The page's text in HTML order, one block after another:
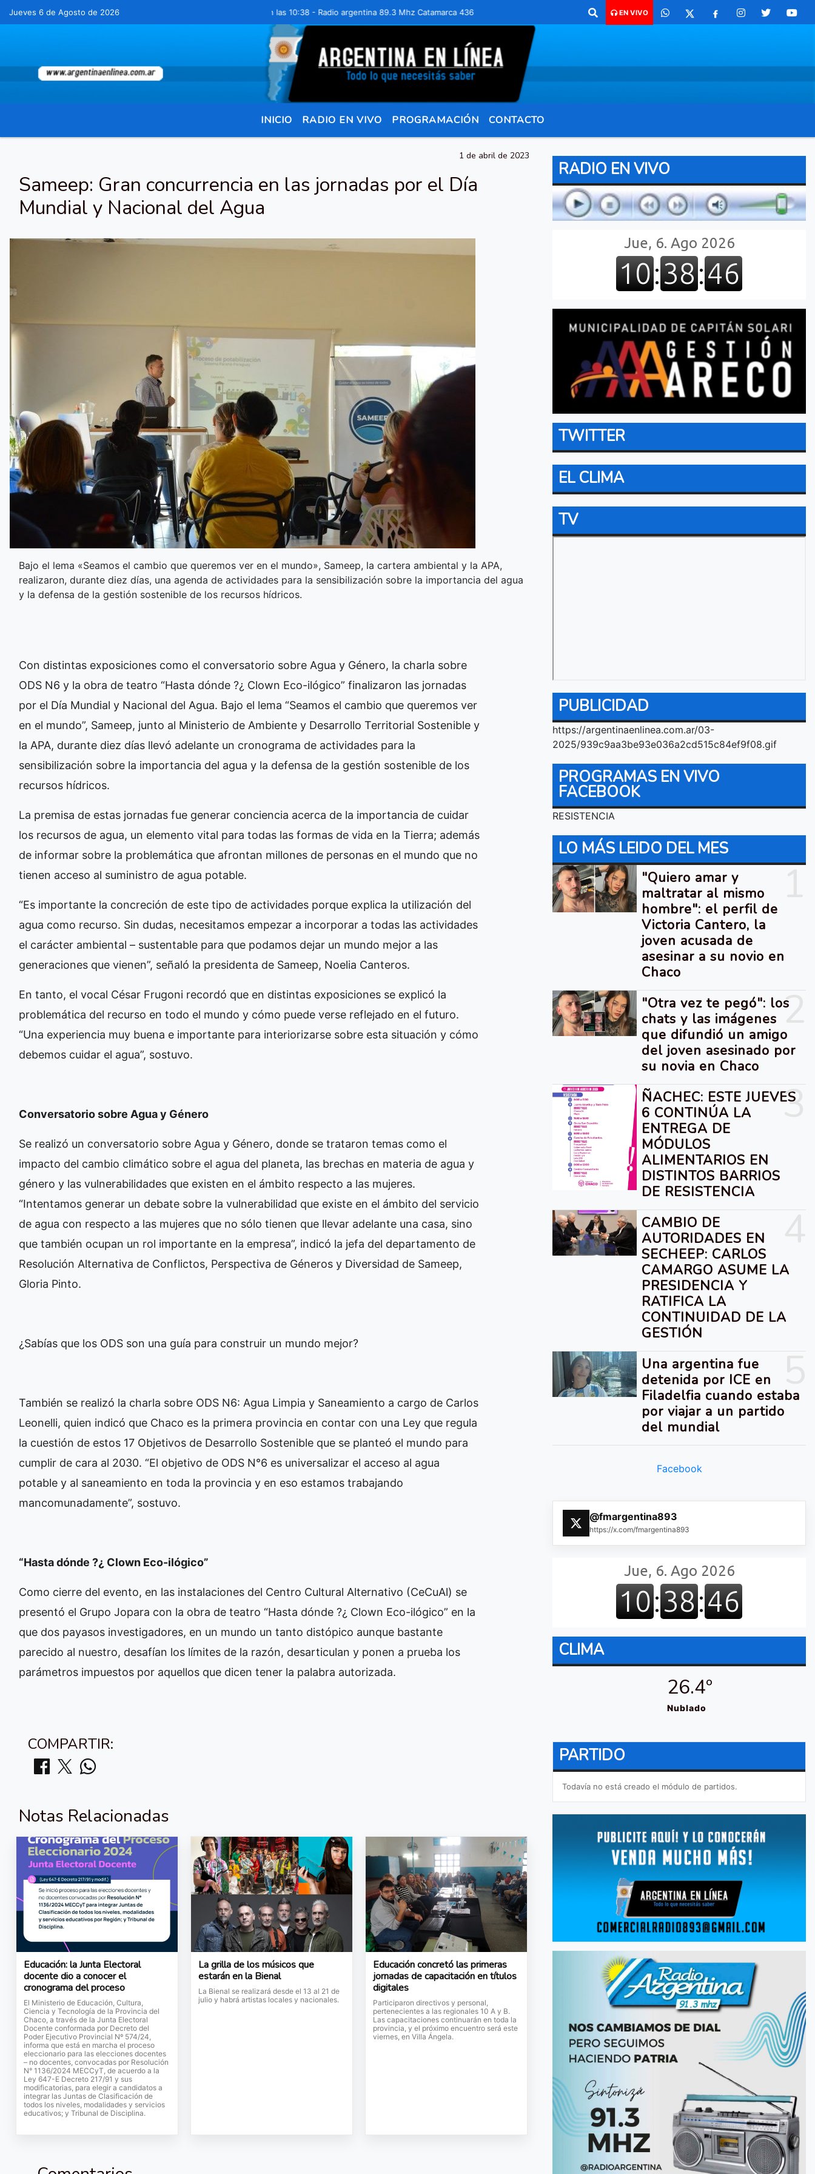
Jueves 6 de Agosto de 2026Hoy es Jueves 6 de Agosto de 2026 y son las 10:38 - Radio argentina 89.3 Mhz Catamarca 436 Resistencia Chaco para comunicarte 362 4879579 Radio argentina 89.3 Mhz Catamarca 436
EN VIVO
INICIO RADIO EN VIVO PROGRAMACIÓN CONTACTO
1 de abril de 2023
Sameep: Gran concurrencia en las jornadas por el Día
Mundial y Nacional del Agua
Bajo el lema «Seamos el cambio que queremos ver en el mundo», Sameep, la cartera ambiental y la APA,
realizaron, durante diez días, una agenda de actividades para la sensibilización sobre la importancia del agua
y la defensa de la gestión sostenible de los recursos hídricos.
Con distintas exposiciones como el conversatorio sobre Agua y Género, la charla sobre
ODS N6 y la obra de teatro “Hasta dónde ?¿ Clown Eco-ilógico” finalizaron las jornadas
por el Día Mundial y Nacional del Agua. Bajo el lema “Seamos el cambio que queremos ver
en el mundo”, Sameep, junto al Ministerio de Ambiente y Desarrollo Territorial Sostenible y
la APA, durante diez días llevó adelante un cronograma de actividades para la
sensibilización sobre la importancia del agua y la defensa de la gestión sostenible de los
recursos hídricos.
La premisa de estas jornadas fue generar conciencia acerca de la importancia de cuidar
los recursos de agua, un elemento vital para todas las formas de vida en la Tierra; además
de informar sobre la problemática que afrontan millones de personas en el mundo que no
tienen acceso al suministro de agua potable.
“Es importante la concreción de este tipo de actividades porque explica la utilización del
agua como recurso. Sin dudas, necesitamos empezar a incorporar a todas las actividades
el carácter ambiental – sustentable para que podamos dejar un mundo mejor a las
generaciones que vienen”, señaló la presidenta de Sameep, Noelia Canteros.
En tanto, el vocal César Frugoni recordó que en distintas exposiciones se explicó la
problemática del recurso en todo el mundo y cómo puede verse reflejado en el futuro.
“Una experiencia muy buena e importante para interiorizarse sobre esta situación y cómo
debemos cuidar el agua”, sostuvo.
Conversatorio sobre Agua y Género
Se realizó un conversatorio sobre Agua y Género, donde se trataron temas como el
impacto del cambio climático sobre el agua del planeta, las brechas en materia de agua y
género y las vulnerabilidades que existen en el ámbito respecto a las mujeres.
“Intentamos generar un debate sobre la vulnerabilidad que existe en el ámbito del servicio
de agua con respecto a las mujeres que no sólo tienen que llevar adelante una casa, sino
que también ocupan un rol importante en la empresa”, indicó la jefa del departamento de
Resolución Alternativa de Conflictos, Perspectiva de Géneros y Diversidad de Sameep,
Gloria Pinto.
¿Sabías que los ODS son una guía para construir un mundo mejor?
También se realizó la charla sobre ODS N6: Agua Limpia y Saneamiento a cargo de Carlos
Leonelli, quien indicó que Chaco es la primera provincia en contar con una Ley que regula
la cuestión de estos 17 Objetivos de Desarrollo Sostenible que se planteó el mundo para
cumplir de cara al 2030. “El objetivo de ODS N°6 es universalizar el acceso al agua
potable y al saneamiento en toda la provincia y en eso estamos trabajando
mancomunadamente”, sostuvo.
“Hasta dónde ?¿ Clown Eco-ilógico”
Como cierre del evento, en las instalaciones del Centro Cultural Alternativo (CeCuAl) se
presentó el Grupo Jopara con la obra de teatro “Hasta dónde ?¿ Clown Eco-ilógico” en la
que dos payasos investigadores, en un mundo un tanto distópico aunque bastante
parecido al nuestro, desafían los límites de la razón, desarticulan y ponen a prueba los
parámetros impuestos por aquellos que dicen tener la palabra autorizada.
COMPARTIR:
Notas Relacionadas
Educación: la Junta Electoral
docente dio a conocer el
cronograma del proceso
El Ministerio de Educación, Cultura,
Ciencia y Tecnología de la Provincia del
Chaco, a través de la Junta Electoral
Docente conformada por Decreto del
Poder Ejecutivo Provincial Nº 574/24,
informa que está en marcha el proceso
eleccionario para las elecciones docentes
– no docentes, convocadas por Resolución
N° 1136/2024 MECCyT, de acuerdo a la
Ley 647-E Decreto 217/91 y sus
modificatorias, para elegir a candidatos a
integrar las Juntas de Clasificación de
todos los niveles, modalidades y servicios
educativos; y Tribunal de Disciplina.
La grilla de los músicos que
estarán en la Bienal
La Bienal se realizará desde el 13 al 21 de
julio y habrá artistas locales y nacionales.
Educación concretó las primeras
jornadas de capacitación en títulos
digitales
Participaron directivos y personal,
pertenecientes a las regionales 10 A y B.
Las capacitaciones continuarán en toda la
provincia, y el próximo encuentro será este
viernes, en Villa Ángela.
RADIO EN VIVO
TWITTER
EL CLIMA
TV
PUBLICIDAD
https://argentinaenlinea.com.ar/03-
2025/939c9aa3be93e036a2cd515c84ef9f08.gif
PROGRAMAS EN VIVO
FACEBOOK
RESISTENCIA
LO MÁS LEIDO DEL MES
"Quiero amar y
maltratar al mismo
hombre": el perfil de
Victoria Cantero, la
joven acusada de
asesinar a su novio en
Chaco
2
"Otra vez te pegó": los
chats y las imágenes
que difundió un amigo
del joven asesinado por
su novia en Chaco
3
ÑACHEC: ESTE JUEVES
6 CONTINÚA LA
ENTREGA DE
MÓDULOS
ALIMENTARIOS EN
DISTINTOS BARRIOS
DE RESISTENCIA
CAMBIO DE
AUTORIDADES EN
SECHEEP: CARLOS
CAMARGO ASUME LA
PRESIDENCIA Y
RATIFICA LA
CONTINUIDAD DE LA
GESTIÓN
Una argentina fue
detenida por ICE en
Filadelfia cuando estaba
por viajar a un partido
del mundial
Facebook
@fmargentina893
https://x.com/fmargentina893
CLIMA
26.4º
Nublado
PARTIDO
Todavía no está creado el módulo de partidos.